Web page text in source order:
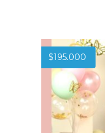
$195.000